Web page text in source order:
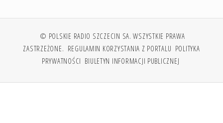
© POLSKIE RADIO SZCZECIN SA. WSZYSTKIE PRAWA
ZASTRZEŻONE. REGULAMIN KORZYSTANIA Z PORTALU POLITYKA
PRYWATNOŚCI BIULETYN INFORMACJI PUBLICZNEJ